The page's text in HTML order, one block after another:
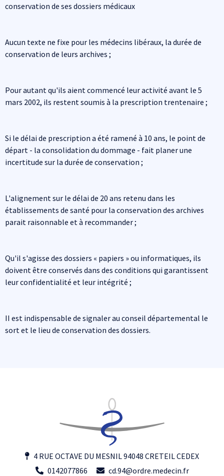
conservation de ses dossiers médicaux
Aucun texte ne fixe pour les médecins libéraux, la durée de
conservation de leurs archives ;
Pour autant qu'ils aient commencé leur activité avant le 5
mars 2002, ils restent soumis à la prescription trentenaire ;
Si le délai de prescription a été ramené à 10 ans, le point de
départ - la consolidation du dommage - fait planer une
incertitude sur la durée de conservation ;
L'alignement sur le délai de 20 ans retenu dans les
établissements de santé pour la conservation des archives
parait raisonnable et à recommander ;
Qu'il s'agisse des dossiers « papiers » ou informatiques, ils
doivent être conservés dans des conditions qui garantissent
leur confidentialité et leur intégrité ;
II est indispensable de signaler au conseil départemental le
sort et le lieu de conservation des dossiers.
4 RUE OCTAVE DU MESNIL 94048 CRETEIL CEDEX
0142077866
cd.94@ordre.medecin.fr